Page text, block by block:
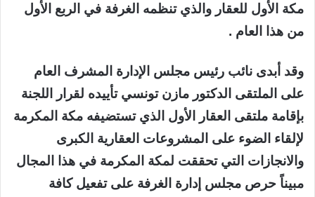
مكة الأول للعقار والذي تنظمه الغرفة في الربع الأول
من هذا العام .
وقد أبدى نائب رئيس مجلس الإدارة المشرف العام
على الملتقى الدكتور مازن تونسي تأييده لقرار اللجنة
بإقامة ملتقى العقار الأول الذي تستضيفه مكة المكرمة
لإلقاء الضوء على المشروعات العقارية الكبرى
والانجازات التي تحققت لمكة المكرمة في هذا المجال
مبيناً حرص مجلس إدارة الغرفة على تفعيل كافة